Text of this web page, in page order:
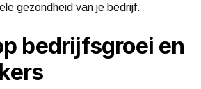
gezondheid van je bedrijf.
bedrijfsgroei en